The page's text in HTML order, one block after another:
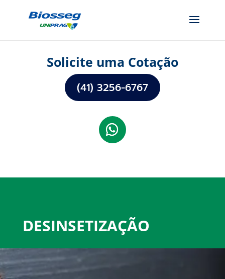
Solicite uma Cotação
(41) 3256-6767
DESINSETIZAÇÃO